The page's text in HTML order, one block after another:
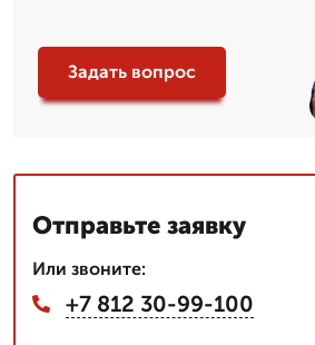
Задать вопрос
Отправьте заявку
Или звоните:
+7 812 30-99-100